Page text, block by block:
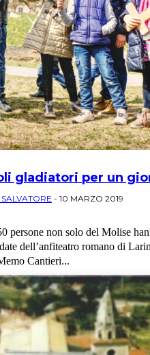
gladiatori per un
- 10 MARZO 2019
persone non solo del Molise
dell’anfiteatro romano di
Cantieri...